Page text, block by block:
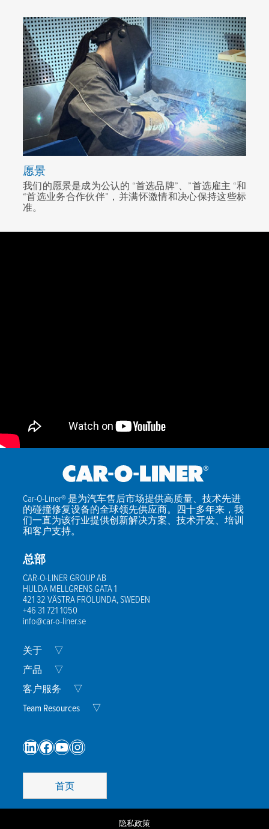
愿景
我们的愿景是成为公认的 “首选品牌”、”首选雇主 “和
“首选业务合作伙伴”，并满怀激情和决心保持这些标
准。
Car-O-Liner® 是为汽车售后市场提供高质量、技术先进
的碰撞修复设备的全球领先供应商。四十多年来，我
们一直为该行业提供创新解决方案、技术开发、培训
和客户支持。
总部
CAR-O-LINER GROUP AB
HULDA MELLGRENS GATA 1
421 32 VÄSTRA FRÖLUNDA, SWEDEN
+46 31 721 1050
info@car-o-liner.se
关于 ▽
产品 ▽
Menu
客户服务 ▽
Menu
Team Resources ▽
LinkedIn
Facebook
YouTube
Instagram
首页
隐私政策